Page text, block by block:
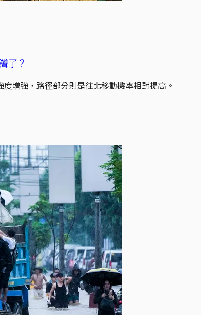
了？
增強，路徑部分則是往北移動機率相對提高。